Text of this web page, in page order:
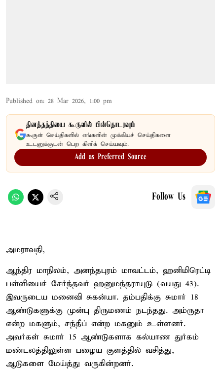
Published on: 28 Mar 2026, 1:00 pm
தினத்தந்தியை கூகுளில் பின்தொடரவும்
கூகுள் செய்திகளில் எங்களின் முக்கியச் செய்திகளை
உடனுக்குடன் பெற கிளிக் செய்யவும்.
Add as Preferred Source
Follow Us
அமராவதி,
ஆந்திர மாநிலம், அனந்தபுரம் மாவட்டம், ஹனிமிரெட்டி
பள்ளியைச் சேர்ந்தவர் ஹனுமந்தராயுடு (வயது 43).
இவருடைய மனைவி சுகன்யா. தம்பதிக்கு சுமார் 18
ஆண்டுகளுக்கு முன்பு திருமணம் நடந்தது. அம்ருதா
என்ற மகளும், சந்தீப் என்ற மகனும் உள்ளனர்.
அவர்கள் சுமார் 15 ஆண்டுகளாக கல்யாண துர்கம்
மண்டலத்திலுள்ள பழைய குளத்தில் வசித்து,
ஆடுகளை மேய்த்து வருகின்றனர்.